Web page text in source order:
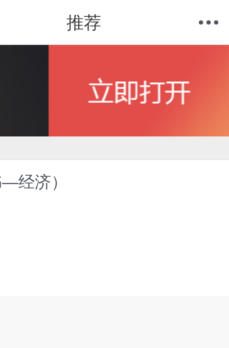
推荐
我的当当
经济）